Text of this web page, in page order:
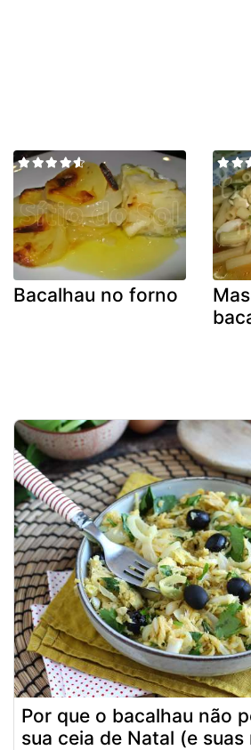
Bacalhau no forno
Por que o bacalhau não
sua ceia de Natal (e suas